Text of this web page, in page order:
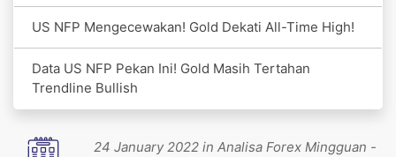
US NFP Mengecewakan! Gold Dekati All-Time High!
Data US NFP Pekan Ini! Gold Masih Tertahan
Trendline Bullish
24 January 2022 in Analisa Forex Mingguan -